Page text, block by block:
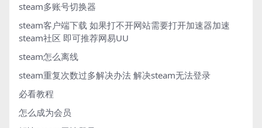
steam多账号切换器
steam客户端下载 如果打不开网站需要打开加速器加速
steam社区 即可推荐网易UU
steam怎么离线
steam重复次数过多解决办法 解决steam无法登录
必看教程
怎么成为会员